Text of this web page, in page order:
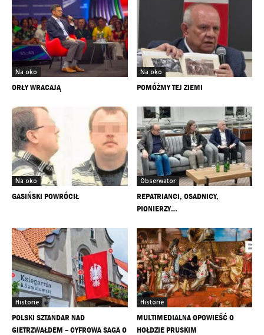
Na oko
ORŁY WRACAJĄ
Na oko
POMÓŻMY TEJ ZIEMI
Na oko
GASIŃSKI POWRÓCIŁ
Obserwator
REPATRIANCI, OSADNICY,
PIONIERZY…
Historie
POLSKI SZTANDAR NAD
GIETRZWAŁDEM – CYFROWA SAGA O
Historie
MULTIMEDIALNA OPOWIEŚĆ O
HOŁDZIE PRUSKIM